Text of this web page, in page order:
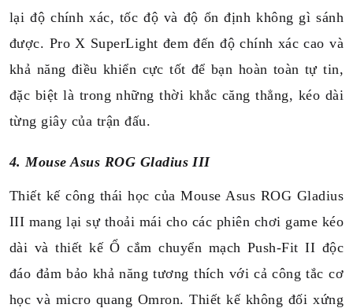
lại độ chính xác, tốc độ và độ ổn định không gì sánh
được. Pro X SuperLight đem đến độ chính xác cao và
khả năng điều khiển cực tốt để bạn hoàn toàn tự tin,
đặc biệt là trong những thời khắc căng thẳng, kéo dài
từng giây của trận đấu.
4. Mouse Asus ROG Gladius III
Thiết kế công thái học của Mouse Asus ROG Gladius
III mang lại sự thoải mái cho các phiên chơi game kéo
dài và thiết kế Ổ cắm chuyển mạch Push-Fit II độc
đáo đảm bảo khả năng tương thích với cả công tắc cơ
học và micro quang Omron.Thiết kế không đối xứng